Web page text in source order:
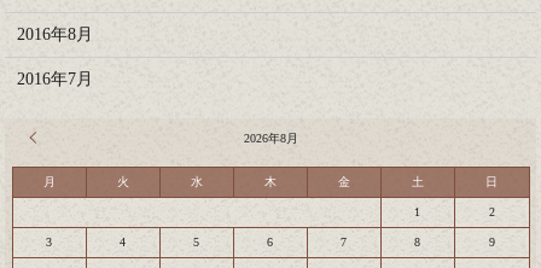
2016年8月
2016年7月
2026年8月
月 火 水 木 金 土 日
1 2
3 4 5 6 7 8 9